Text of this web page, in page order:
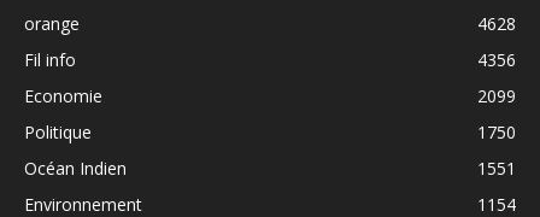
orange
4628
Fil info
4356
Economie
2099
Politique
1750
Océan Indien
1551
Environnement
1154